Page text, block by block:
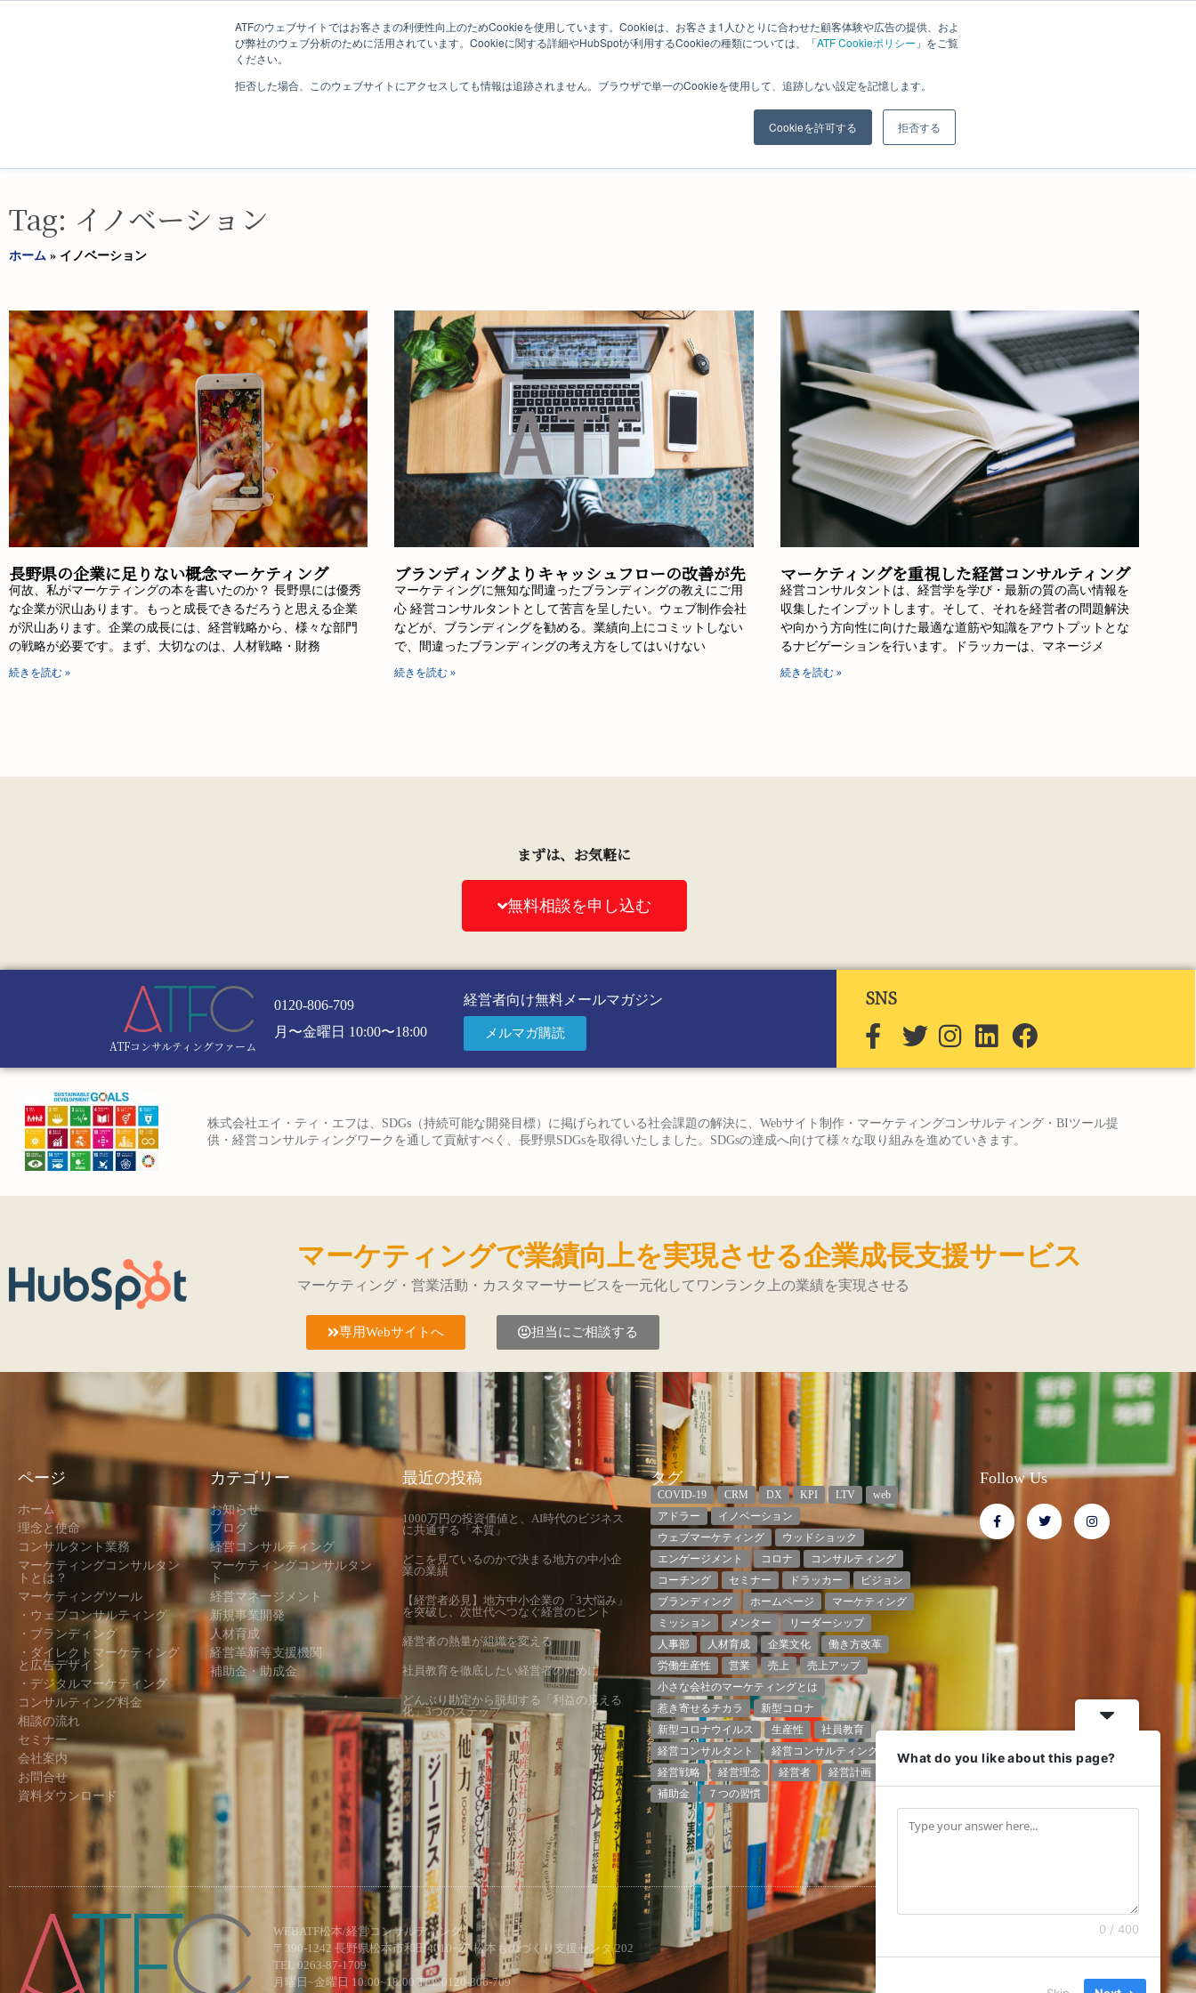
ATFのウェブサイトではお客さまの利便性向上のためCookieを使用しています。Cookieは、お客さま1人ひとりに合わせた顧客体験や広告の提供、およ
び弊社のウェブ分析のために活用されています。Cookieに関する詳細やHubSpotが利用するCookieの種類については、「ATF Cookieポリシー 」をご覧
ください。
拒否した場合、このウェブサイトにアクセスしても情報は追跡されません。ブラウザで単一のCookieを使用して、追跡しない設定を記憶します。
Cookieを許可する 拒否する
ホーム クリエイティブ・ビジネスコンサルティング
Tag: イノベーション
ホーム » イノベーション
長野県の企業に足りない概念マーケティング
何故、私がマーケティングの本を書いたのか？ 長野県には優秀
な企業が沢山あります。もっと成長できるだろうと思える企業
が沢山あります。企業の成長には、経営戦略から、様々な部門
の戦略が必要です。まず、大切なのは、人材戦略・財務
続きを読む »
ブランディングよりキャッシュフローの改善が先
マーケティングに無知な間違ったブランディングの教えにご用
心 経営コンサルタントとして苦言を呈したい。ウェブ制作会社
などが、ブランディングを勧める。業績向上にコミットしない
で、間違ったブランディングの考え方をしてはいけない
続きを読む »
マーケティングを重視した経営コンサルティング
経営コンサルタントは、経営学を学び・最新の質の高い情報を
収集したインプットします。そして、それを経営者の問題解決
や向かう方向性に向けた最適な道筋や知識をアウトプットとな
るナビゲーションを行います。ドラッカーは、マネージメ
続きを読む »
まずは、お気軽に
無料相談を申し込む
ATFコンサルティングファーム
0120-806-709
月〜金曜日 10:00〜18:00
経営者向け無料メールマガジン
メルマガ購読
SNS
株式会社エイ・ティ・エフは、SDGs（持続可能な開発目標）に掲げられている社会課題の解決に、Webサイト制作・マーケティングコンサルティング・BIツール提
供・経営コンサルティングワークを通して貢献すべく、長野県SDGsを取得いたしました。SDGsの達成へ向けて様々な取り組みを進めていきます。
マーケティングで業績向上を実現させる企業成長支援サービス
マーケティング・営業活動・カスタマーサービスを一元化してワンランク上の業績を実現させる
専用Webサイトへ 担当にご相談する
ページ
ホーム
理念と使命
コンサルタント業務
マーケティングコンサルタン
トとは？
マーケティングツール
・ウェブコンサルティング
・ブランディング
・ダイレクトマーケティング
と広告デザイン
・デジタルマーケティング
コンサルティング料金
相談の流れ
セミナー
会社案内
お問合せ
資料ダウンロード
カテゴリー
お知らせ
ブログ
経営コンサルティング
マーケティングコンサルタン
ト
経営マネージメント
新規事業開発
人材育成
経営革新等支援機関
補助金・助成金
最近の投稿
1000万円の投資価値と、AI時代のビジネス
に共通する「本質」
どこを見ているのかで決まる地方の中小企
業の業績
【経営者必見】地方中小企業の「3大悩み」
を突破し、次世代へつなぐ経営のヒント
経営者の熱量が組織を変える
社員教育を徹底したい経営者のために
どんぶり勘定から脱却する「利益の見える
化」3つのステップ
タグ
COVID-19 CRM DX KPI LTV
web
アドラー
イノベーション
ウェブマーケティング
ウッドショック
エンゲージメント
コロナ
コンサルティング
コーチング
セミナー ドラッカー
ビジョン
ブランディング
ホームページ
マーケティング
ミッション
メンター
リーダーシップ
人事部
人材育成 企業文化
働き方改革
労働生産性
営業 売上
売上アップ
小さな会社のマーケティングとは
惹き寄せるチカラ
新型コロナ
新型コロナウイルス
生産性
社員教育
経営コンサルタント
経営コンサルティング
経営戦略
経営理念 経営者
経営計画
補助金
７つの習慣
Follow Us
WEBATF松本/経営コンサルティング
〒390-1242 長野県松本市和田4010−27 松本ものづくり支援センタ 202
TEL 0263-87-1709
月曜日~金曜日 10:00~18:00 TEL 0120-806-709
What do you like about this page?
0 / 400